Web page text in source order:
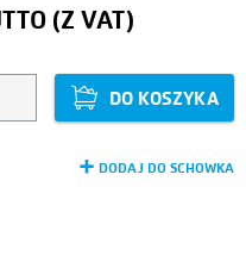
DO KOSZYKA
DODAJ DO SCHOWKA